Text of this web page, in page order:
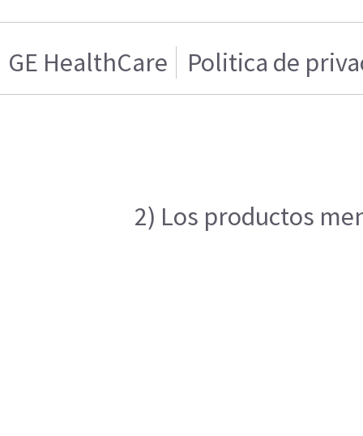
GE HealthCare Politica de
2) Los productos